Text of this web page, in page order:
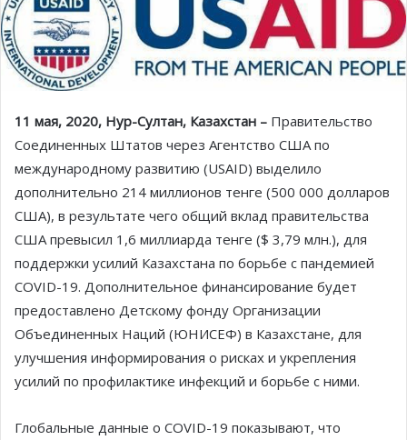
11 мая, 2020, Нур-Султан, Казахстан – Правительство
Соединенных Штатов через Агентство США по
международному развитию (USAID) выделило
дополнительно 214 миллионов тенге (500 000 долларов
США), в результате чего общий вклад правительства
США превысил 1,6 миллиарда тенге ($ 3,79 млн.), для
поддержки усилий Казахстана по борьбе с пандемией
COVID-19. Дополнительное финансирование будет
предоставлено Детскому фонду Организации
Объединенных Наций (ЮНИСЕФ) в Казахстане, для
улучшения информирования о рисках и укрепления
усилий по профилактике инфекций и борьбе с ними.
Глобальные данные о COVID-19 показывают, что